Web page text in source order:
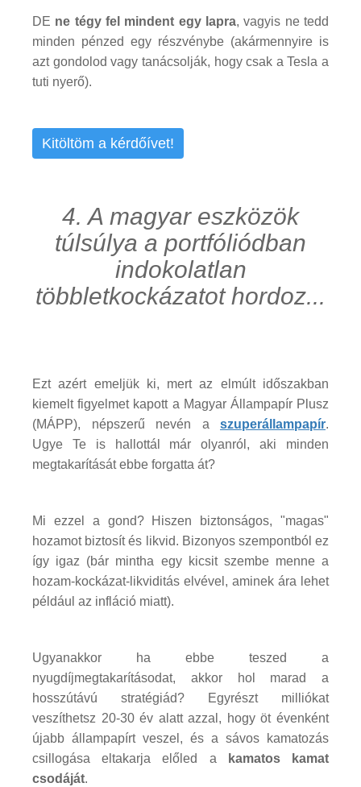
DE ne tégy fel mindent egy lapra, vagyis ne tedd
minden pénzed egy részvénybe (akármennyire is
azt gondolod vagy tanácsolják, hogy csak a Tesla a
tuti nyerő).
Kitöltöm a kérdőívet!
4. A magyar eszközök
túlsúlya a portfóliódban
indokolatlan
többletkockázatot hordoz...
Ezt azért emeljük ki, mert az elmúlt időszakban
kiemelt figyelmet kapott a Magyar Állampapír Plusz
(MÁPP), népszerű nevén a szuperállampapír.
Ugye Te is hallottál már olyanról, aki minden
megtakarítását ebbe forgatta át?
Mi ezzel a gond? Hiszen biztonságos, "magas"
hozamot biztosít és likvid. Bizonyos szempontból ez
így igaz (bár mintha egy kicsit szembe menne a
hozam-kockázat-likviditás elvével, aminek ára lehet
például az infláció miatt).
Ugyanakkor ha ebbe teszed a
nyugdíjmegtakarításodat, akkor hol marad a
hosszútávú stratégiád? Egyrészt milliókat
veszíthetsz 20-30 év alatt azzal, hogy öt évenként
újabb állampapírt veszel, és a sávos kamatozás
csillogása eltakarja előled a
kamatos kamat
csodáját.